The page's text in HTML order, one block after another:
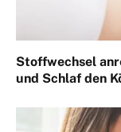
Stoffwechsel
und Schlaf den